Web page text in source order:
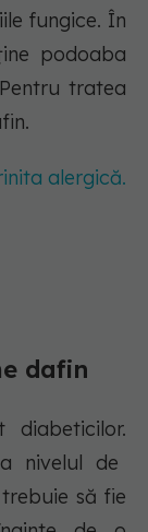
fungice. În
podoaba
tratea
alergică.
dafin
nivelul de
să fie